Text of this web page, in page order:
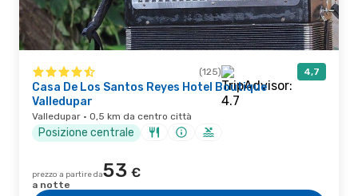
(125) 4,7
Casa De Los Santos Reyes Hotel Boutique
Valledupar
Valledupar · 0,5 km da centro città
Posizione centrale
prezzo a partire da53 €
a notte